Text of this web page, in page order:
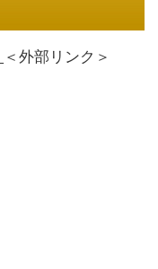
＜外部リンク＞